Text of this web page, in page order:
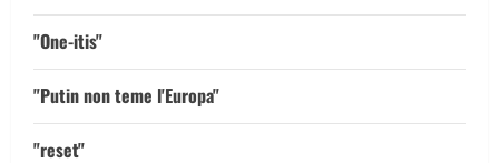
"One-itis"
"Putin non teme l'Europa"
"reset"